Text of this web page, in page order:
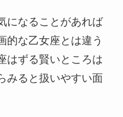
になることがあれば
的な乙女座とは違う
はずる賢いところは
みると扱いやすい面